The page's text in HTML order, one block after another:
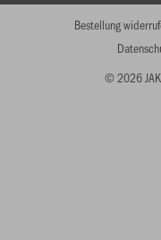
© 2026
Bestellung